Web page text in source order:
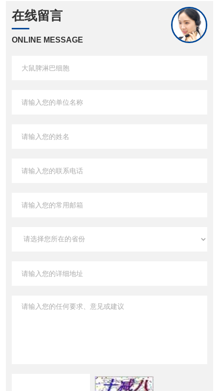
在线留言
ONLINE MESSAGE